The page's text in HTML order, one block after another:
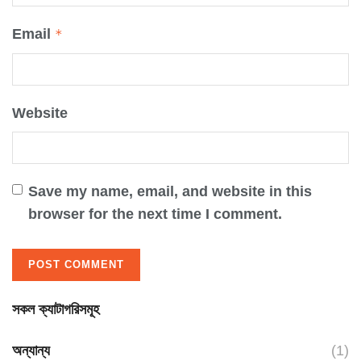
Email *
Website
Save my name, email, and website in this
browser for the next time I comment.
সকল ক্যাটাগরিসমূহ
অন্যান্য (1)